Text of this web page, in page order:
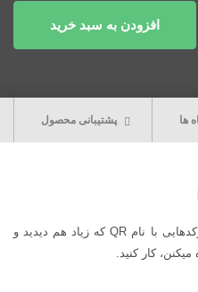
افزودن به سبد خرید
ها پشتیبانی محصول
بااستفاده از این سورس میتوانید با بارکدهایی با نام QR که زیاد هم دیدید و
کار کنید.